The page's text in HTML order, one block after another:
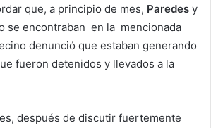
que, a principio de mes, Paredes y
se encontraban en la mencionada
denunció que estaban generando
fueron detenidos y llevados a la
después de discutir fuertemente